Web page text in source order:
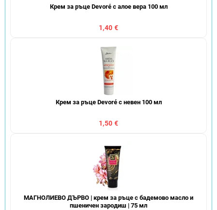
Крем за ръце Devoré с алое вера 100 мл
1,40 €
Крем за ръце Devoré с невен 100 мл
1,50 €
МАГНОЛИЕВО ДЪРВО | крем за ръце с бадемово масло и
пшеничен зародиш | 75 мл